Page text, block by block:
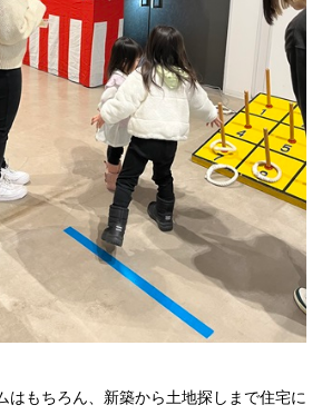
はもちろん、新築から土地探しまで住宅に